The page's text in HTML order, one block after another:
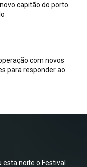
capitão do porto
com novos
para responder ao
esta noite o Festival